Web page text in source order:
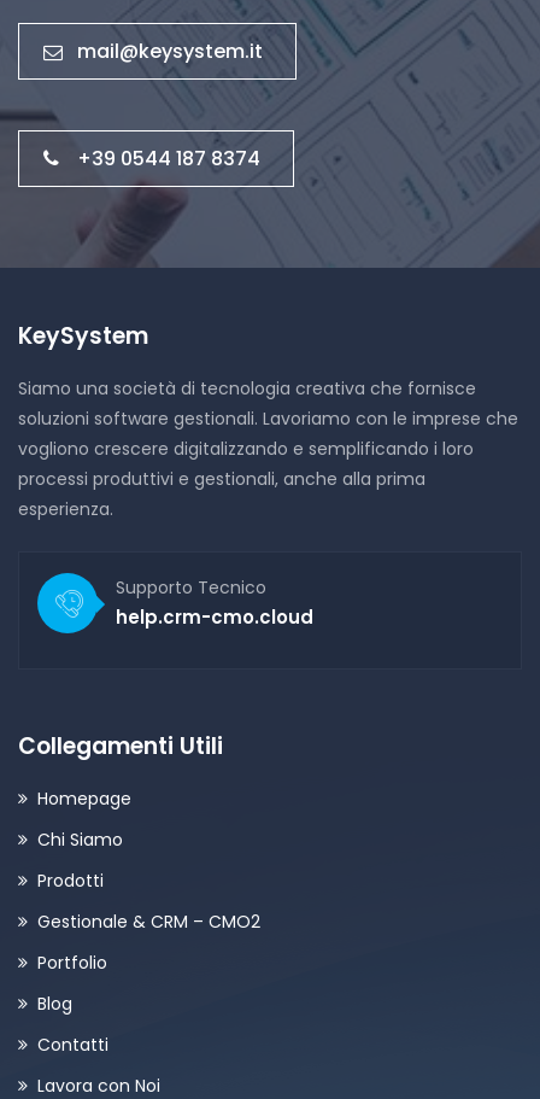
mail@keysystem.it
+39 0544 187 8374
KeySystem
Siamo una società di tecnologia creativa che fornisce
soluzioni software gestionali. Lavoriamo con le imprese che
vogliono crescere digitalizzando e semplificando i loro
processi produttivi e gestionali, anche alla prima
esperienza.
Supporto Tecnico
help.crm-cmo.cloud
Collegamenti Utili
Homepage
Chi Siamo
Prodotti
Gestionale & CRM – CMO2
Portfolio
Blog
Contatti
Lavora con Noi